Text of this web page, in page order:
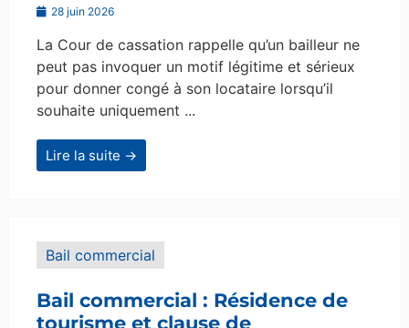
28 juin 2026
La Cour de cassation rappelle qu’un bailleur ne
peut pas invoquer un motif légitime et sérieux
pour donner congé à son locataire lorsqu’il
souhaite uniquement ...
Lire la suite →
Bail commercial
Bail commercial : Résidence de
tourisme et clause de